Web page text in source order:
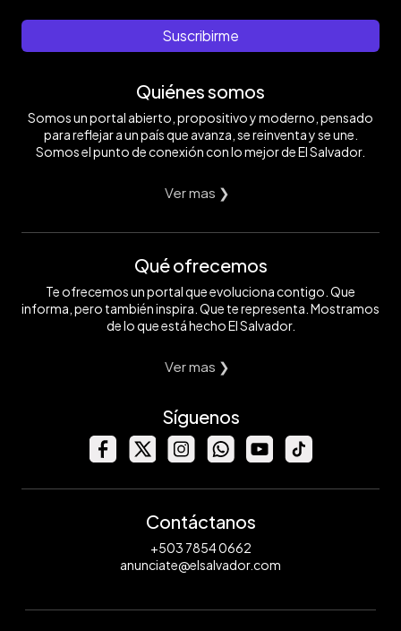
Suscribirme
Quiénes somos
Somos un portal abierto, propositivo y moderno, pensado
para reflejar a un país que avanza, se reinventa y se une.
Somos el punto de conexión con lo mejor de El Salvador.
Ver mas ❯
Qué ofrecemos
Te ofrecemos un portal que evoluciona contigo. Que
informa, pero también inspira. Que te representa. Mostramos
de lo que está hecho El Salvador.
Ver mas ❯
Síguenos
Contáctanos
+503 7854 0662
anunciate@elsalvador.com